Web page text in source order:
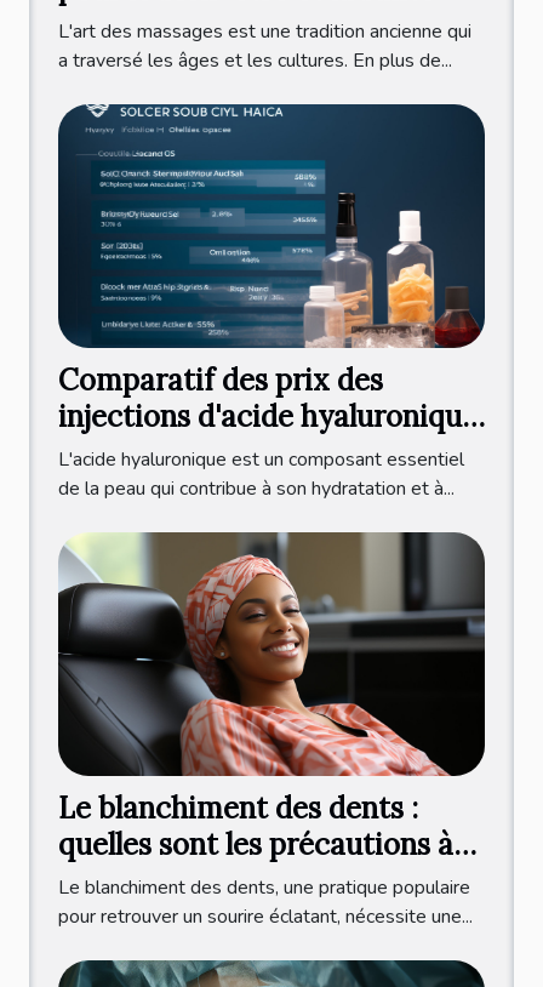
L'art des massages est une tradition ancienne qui
a traversé les âges et les cultures. En plus de...
Comparatif des prix des
injections d'acide hyaluronique
à l'international
L'acide hyaluronique est un composant essentiel
de la peau qui contribue à son hydratation et à...
Le blanchiment des dents :
quelles sont les précautions à
prendre ?
Le blanchiment des dents, une pratique populaire
pour retrouver un sourire éclatant, nécessite une...